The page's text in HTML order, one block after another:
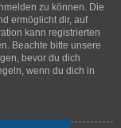
zu können. Die
ermöglicht dir, auf
kann registrierten
Beachte bitte unsere
bevor du dich
wenn du dich in